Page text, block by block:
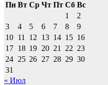
Пн Вт Ср Чт Пт Сб Вс
1
2
3
4 5 6 7 8
9
10 11 12 13 14 15 16
17 18 19 20 21 22 23
24 25 26 27 28 29 30
31
« Июл